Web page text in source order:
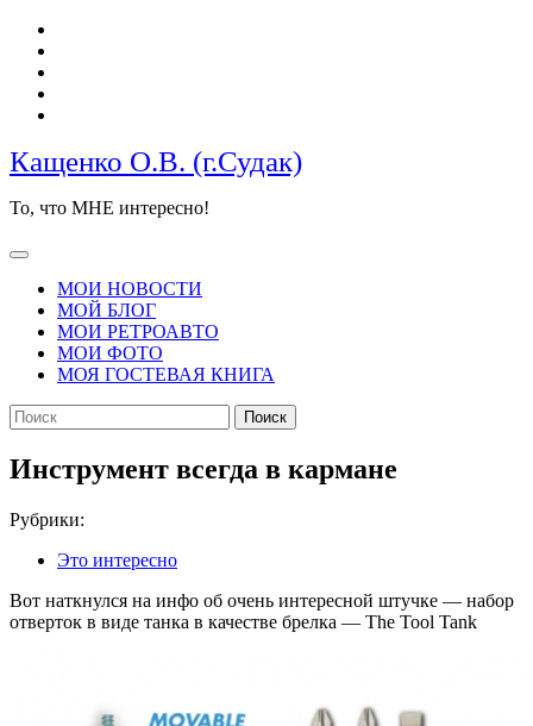
Перейти
содержимому
Кащенко О.В. (г.Судак)
То, что МНЕ интересно!
Кнопка
ОткрытьМОИ НОВОСТИ
МОЙ БЛОГ
МОИ РЕТРОАВТО
МОИ ФОТО
МОЯ ГОСТЕВАЯ КНИГА
КНОПКА
ЗАКРЫТЬ
Найти:
Инструмент всегда в кармане
Рубрики:
Это интересно
Вот наткнулся на инфо об очень интересной штучке — набор
отверток в виде танка в качестве брелка — The Tool Tank